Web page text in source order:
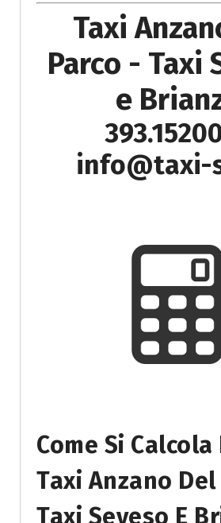
Taxi
Parco - Taxi
e
info@taxi-
Come Si
Taxi Anzano Del
Taxi Seveso E